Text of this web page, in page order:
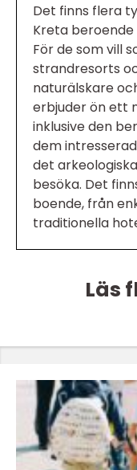
Det finns flera
Kreta
För de som vill
strandresorts
naturälskare
erbjuder ön ett
inklusive den
dem
det
besöka. Det
boende, från
traditionella
Läs